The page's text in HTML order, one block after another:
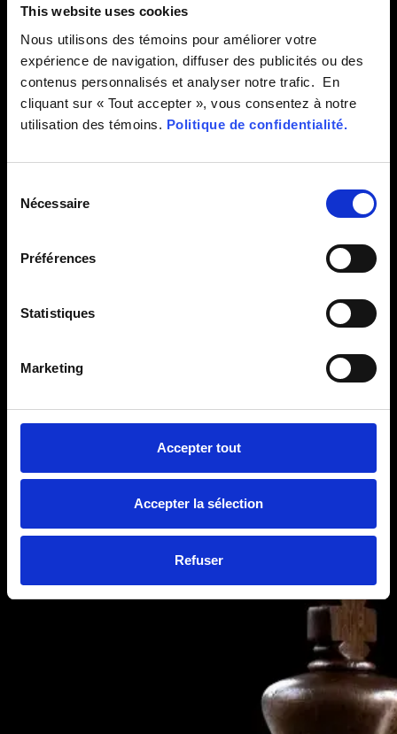
This website uses cookies
Nous utilisons des témoins pour améliorer votre
expérience de navigation, diffuser des publicités ou des
contenus personnalisés et analyser notre trafic. En
cliquant sur « Tout accepter », vous consentez à notre
utilisation des témoins. Politique de confidentialité.
Selection
Nécessaire
Préférences
Statistiques
Marketing
Accepter tout
Accepter la sélection
Refuser